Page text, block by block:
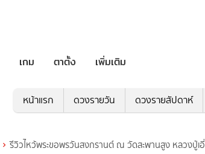
เกม ตาตั้ง เพิ่มเติม
หน้าแรก ดวงรายวัน ดวงรายสัปดาห์
รีวิวไหว้พระขอพรวันสงกรานต์ ณ วัดสะพานสูง หลวงปู่